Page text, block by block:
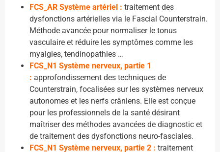
FCS_AR Système artériel : traitement des
dysfonctions artérielles via le Fascial Counterstrain.
Méthode avancée pour normaliser le tonus
vasculaire et réduire les symptômes comme les
myalgies, tendinopathies …
FCS_N1 Système nerveux, partie 1
: approfondissement des techniques de
Counterstrain, focalisées sur les systèmes nerveux
autonomes et les nerfs crâniens. Elle est conçue
pour les professionnels de la santé désirant
maîtriser des méthodes avancées de diagnostic et
de traitement des dysfonctions neuro-fasciales.
FCS_N1 Système nerveux, partie 2 : traitement